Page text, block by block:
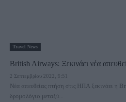
Travel News
British Airways: Ξεκινάει νέα
2 Σεπτεμβρίου 2022, 9:51
Νέα απευθείας πτήση στις ΗΠΑ ξεκινάει η
δρομολόγιο μεταξύ...